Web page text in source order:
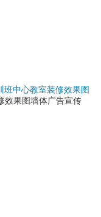
班中心教室装修效果图
效果图墙体广告宣传